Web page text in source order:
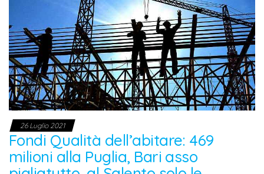
26 Luglio 2021
Fondi Qualità dell’abitare: 469
milioni alla Puglia, Bari asso